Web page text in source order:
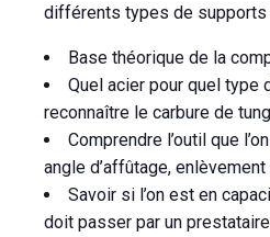
différents types de supports
Base théorique de la
Quel acier pour quel type
reconnaître le carbure de
Comprendre l’outil que
angle d’affûtage,
Savoir si l’on est en
doit passer par un prestataire